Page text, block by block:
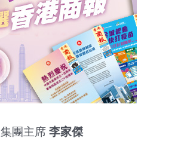
團主席李家傑